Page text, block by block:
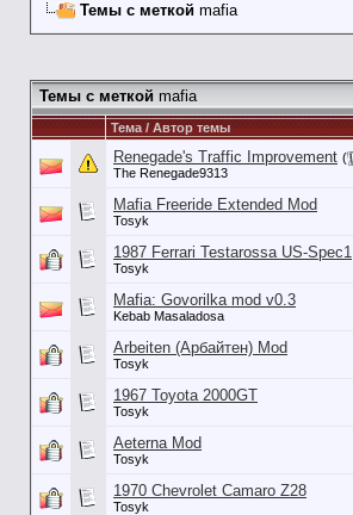
Темы с меткой mafia
Темы с меткой mafia
Тема / Автор темы
Renegade's Traffic Improvement (
The Renegade9313
Mafia Freeride Extended Mod
Tosyk
1987 Ferrari Testarossa US-Spec1
Tosyk
Mafia: Govorilka mod v0.3
Kebab Masaladosa
Arbeiten (Арбайтен) Mod
Tosyk
1967 Toyota 2000GT
Tosyk
Aeterna Mod
Tosyk
1970 Chevrolet Camaro Z28
Tosyk